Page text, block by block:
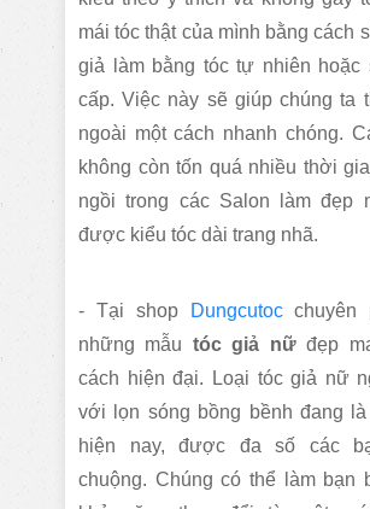
mái tóc thật của mình bằng cách
giả làm bằng tóc tự nhiên
cấp. Việc này sẽ giúp chúng ta
ngoài một cách nhanh chóng.
không còn tốn quá nhiều thời
ngồi trong các Salon làm đẹp
được kiểu tóc dài trang nhã.
- Tại shop Dungcutocchuyên
những mẫu tóc giả nữđẹp
cách hiện đại. Loại tóc giả nữ
với lọn sóng bồng bềnh đang
hiện nay, được đa số các
chuộng. Chúng có thể làm bạn